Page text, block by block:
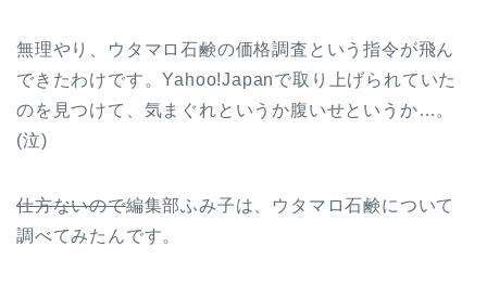
無理やり、ウタマロ石鹸の価格調査という指令が飛ん
できたわけです。Yahoo!Japanで取り上げられていた
のを見つけて、気まぐれというか腹いせというか…。
(泣)
仕方ないので編集部ふみ子は、ウタマロ石鹸について
調べてみたんです。